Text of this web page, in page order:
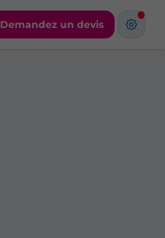
Demandez un devis